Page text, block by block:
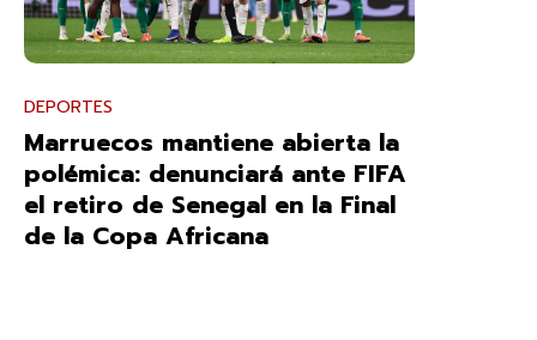
DEPORTES
Marruecos mantiene abierta la
polémica: denunciará ante FIFA
el retiro de Senegal en la Final
de la Copa Africana